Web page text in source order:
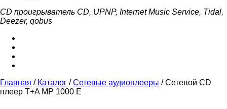
CD проигрыватель CD, UPNP, Internet Music Service, Tidal,
Deezer, qobus
Главная / Каталог /Сетевые аудиоплееры /Сетевой CD
плеер T+A MP 1000 E